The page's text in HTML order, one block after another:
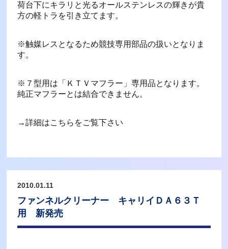
荷台下にキラリと光るオールステンレスの輝きが貴
方の軽トラを引き立てます。
※触媒レスとなるため競技専用部品の扱いとなりま
す。
※７型用は「ＫＴＶマフラー」専用品となります。
純正マフラーとは結合できません。
→詳細はこちらをご覧下さい
2010.01.11
ファンネルクリーナー キャリイＤＡ６３Ｔ
用 新発売